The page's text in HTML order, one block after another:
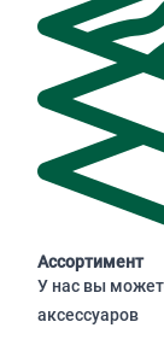
Ассортимент
У нас вы
аксессуаров